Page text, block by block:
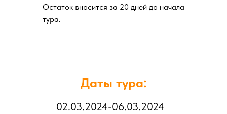
Остаток вносится за 20 дней до начала
тура.
Даты тура:
02.03.2024-06.03.2024